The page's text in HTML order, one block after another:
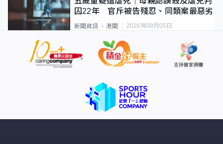
囚22年 官斥被告殘忍、同類案最惡劣
新聞資訊 港聞 2026年08月05日